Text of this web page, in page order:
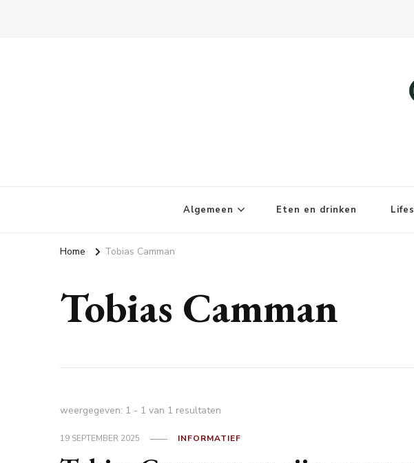
Algemeen Eten en drinken
Home Tobias Camman
Tobias Camman
weergegeven: 1 - 1 van 1 resultaten
19 SEPTEMBER 2025 INFORMATIEF